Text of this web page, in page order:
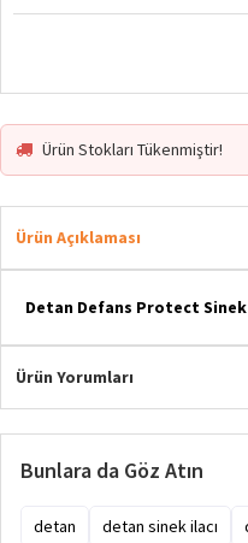
Ürün Stokları Tükenmiştir!
Ürün Açıklaması
Detan Defans Protect
Ürün Yorumları
Bunlara da Göz Atın
detan detan sinek ilacı